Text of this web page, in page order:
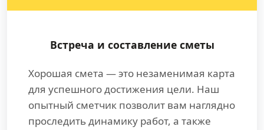
Встреча и составление сметы
Хорошая смета — это незаменимая карта
для успешного достижения цели. Наш
опытный сметчик позволит вам наглядно
проследить динамику работ, а также